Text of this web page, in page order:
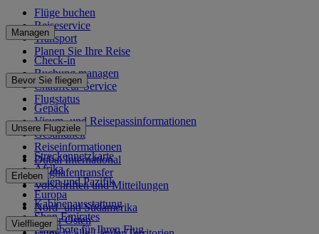
Flüge buchen
Reiseservice
Transport
Planen Sie Ihre Reise
Managen
Check-in
Buchung managen
Chauffeur-Service
Flugstatus
Bevor Sie fliegen
Gepäck
Visum- und Reisepassinformationen
Gesundheit
Reiseinformationen
Dubai International
Flughafentransfer
Vorschriften und Mitteilungen
Unsere Flugziele
Streckennetzkarte
Afrika
Asien und Pazifik
Europa
Nord- und Südamerika
Naher Osten
Erleben
Kabinenausstattung
Shop Emirates
Angebote für Ihren Flug
Vielflieger